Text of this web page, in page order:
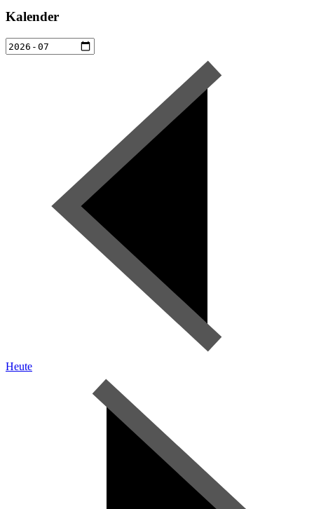
Kalender
Heute